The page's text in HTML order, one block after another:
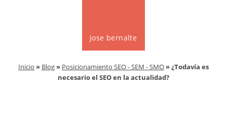
jose bernalte
Inicio » Blog» Posicionamiento SEO - SEM - SMO» ¿Todavía es
necesario el SEO en la actualidad?